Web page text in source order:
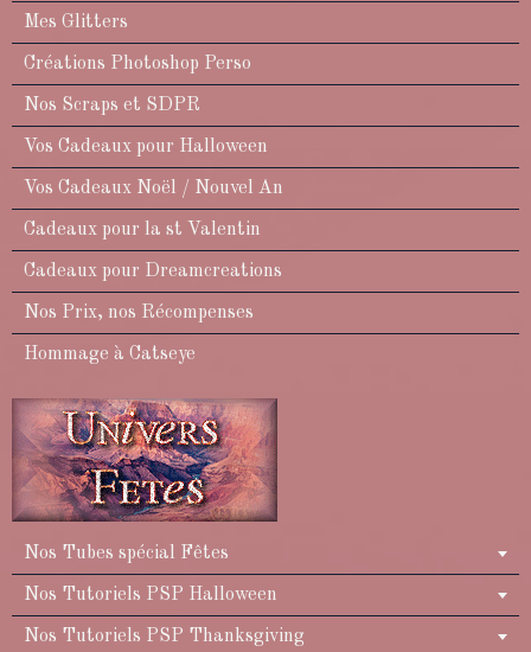
Mes Glitters
Créations Photoshop Perso
Nos Scraps et SDPR
Vos Cadeaux pour Halloween
Vos Cadeaux Noël / Nouvel An
Cadeaux pour la st Valentin
Cadeaux pour Dreamcreations
Nos Prix, nos Récompenses
Hommage à Catseye
Nos Tubes spécial Fêtes
Nos Tutoriels PSP Halloween
Nos Tutoriels PSP Thanksgiving